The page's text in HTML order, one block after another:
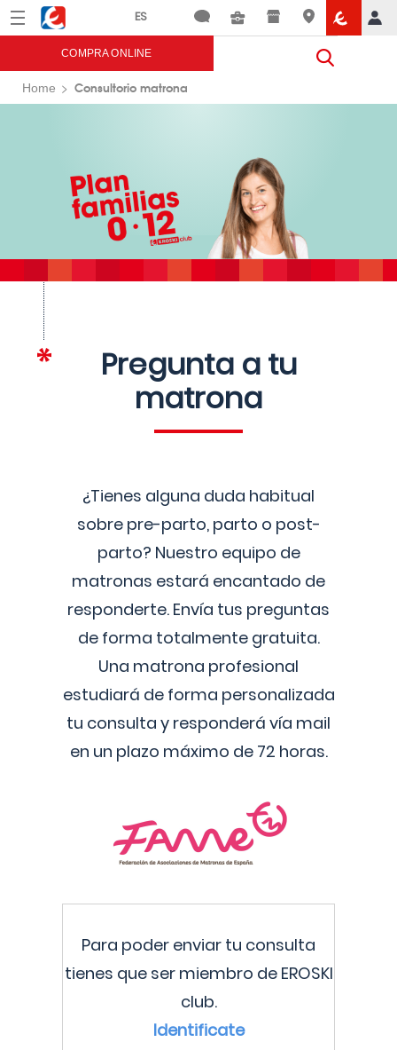
Menú Eroski
COMPRA ONLINE
Home Consultorio matrona
Pregunta a tu
matrona
¿Tienes alguna duda habitual
sobre pre-parto, parto o post-
parto? Nuestro equipo de
matronas estará encantado de
responderte. Envía tus preguntas
de forma totalmente gratuita.
Una matrona profesional
estudiará de forma personalizada
tu consulta y responderá vía mail
en un plazo máximo de 72 horas.
Para poder enviar tu consulta
tienes que ser miembro de EROSKI
club.
Identificate